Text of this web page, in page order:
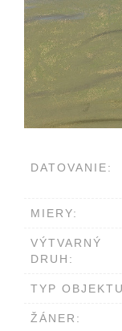
DATOVANIE:
MIERY:
VÝTVARNÝ
DRUH:
TYP
ŽÁNER: